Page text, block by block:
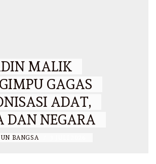
MALIK
GAGAS
ADAT,
DAN NEGARA
BANGSA